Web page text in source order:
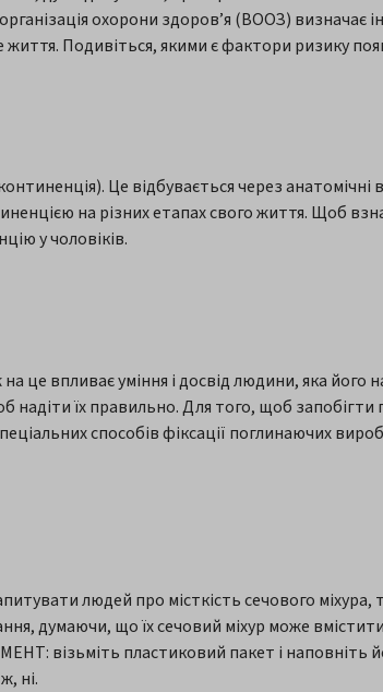
охорони здоров’я (ВООЗ) визначає
Подивіться, якими є фактори ризику
Це відбувається через анатомічні
на різних етапах свого життя. Щоб
у чоловіків.
це впливає уміння і досвід людини, яка його
надіти їх правильно. Для того, щоб
способів фіксації поглинаючих
людей про місткість сечового міхура,
думаючи, що їх сечовий міхур може
візьміть пластиковий пакет і наповніть
ні.